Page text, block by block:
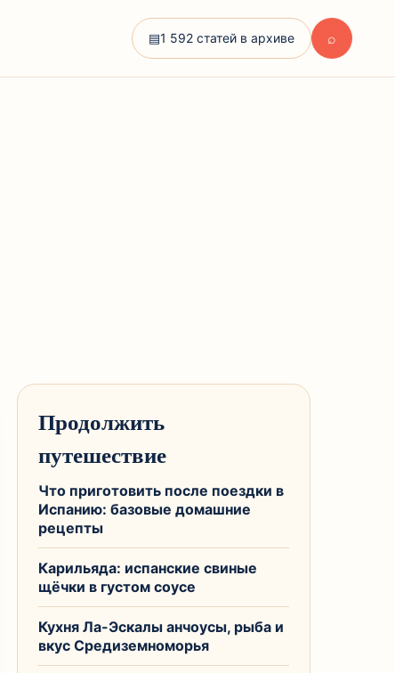
▤1 592 статей в архиве ⌕
Продолжить
путешествие
Что приготовить после поездки в
Испанию: базовые домашние
рецепты
Карильяда: испанские свиные
щёчки в густом соусе
Кухня Ла-Эскалы анчоусы, рыба и
вкус Средиземноморья